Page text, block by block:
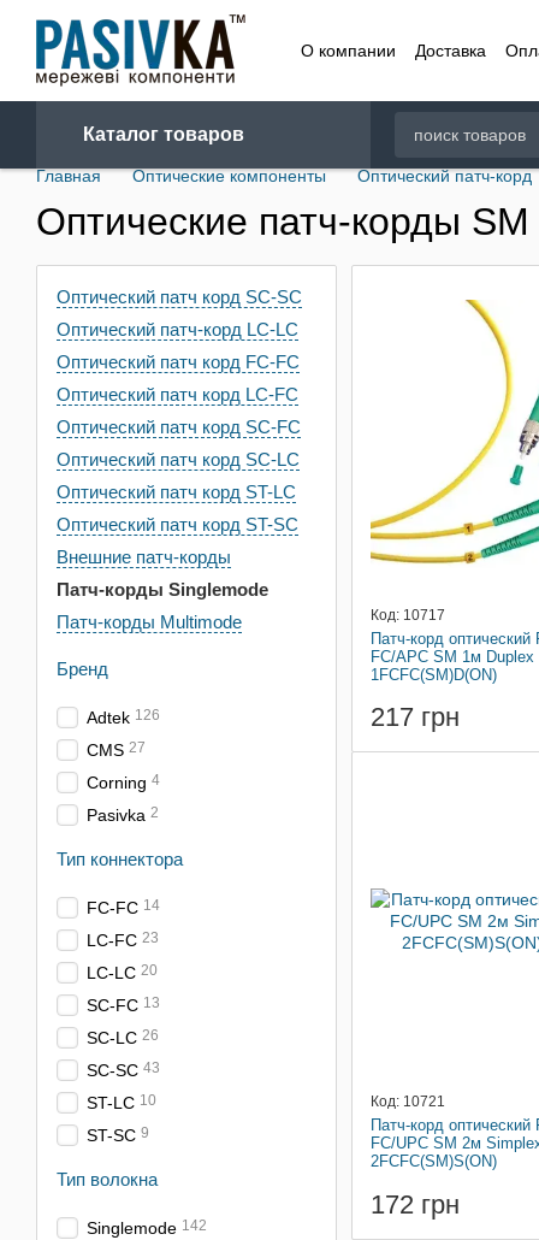
Перейти к основному контенту
О компании
Доставка
Каталог товаров
Главная Оптические компоненты Оптический патч-корд
Оптические патч-корды SM
Код: 10717
Патч-корд оптический
FC/APC SM 1м Duplex
1FCFC(SM)D(ON)
217 грн
Код: 10721
Патч-корд оптический
FC/UPC SM 2м
2FCFC(SM)S(ON)
172 грн
Оптический патч корд SC-SC
Оптический патч-корд LC-LC
Оптический патч корд FC-FC
Оптический патч корд LC-FC
Оптический патч корд SC-FC
Оптический патч корд SC-LC
Оптический патч корд ST-LC
Оптический патч корд ST-SC
Внешние патч-корды
Патч-корды Singlemode
Патч-корды Multimode
Бренд
Adtek 126
CMS 27
Corning 4
Pasivka 2
Тип коннектора
FC-FC 14
LC-FC 23
LC-LC 20
SC-FC 13
SC-LC 26
SC-SC 43
ST-LC 10
ST-SC 9
Тип волокна
Singlemode 142